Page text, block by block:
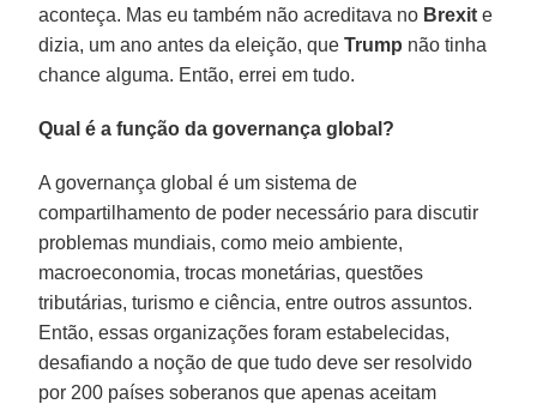
aconteça. Mas eu também não acreditava no Brexit e
dizia, um ano antes da eleição, queTrump não tinha
chance alguma. Então, errei em tudo.
Qual é a função da governança global?
A governança global é um sistema de
compartilhamento de poder necessário para discutir
problemas mundiais, como meio ambiente,
macroeconomia, trocas monetárias, questões
tributárias, turismo e ciência, entre outros assuntos.
Então, essas organizações foram estabelecidas,
desafiando a noção de que tudo deve ser resolvido
por 200 países soberanos que apenas aceitam